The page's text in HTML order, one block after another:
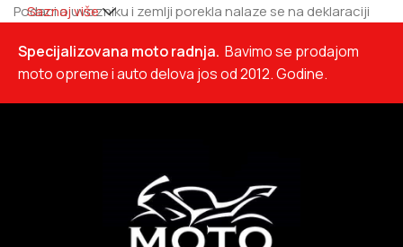
Podaci o uvozniku i zemlji porekla nalaze se na deklaraciji
Saznaj više
Specijalizovana moto radnja. Bavimo se prodajom
moto opreme i auto delova jos od 2012. Godine.